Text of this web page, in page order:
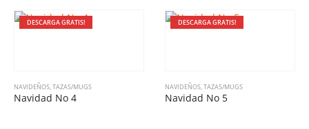
DESCARGA GRATIS!
NAVIDEÑOS,TAZAS/MUGS
Navidad No 4
DESCARGA GRATIS!
NAVIDEÑOS,TAZAS/MUGS
Navidad No 5